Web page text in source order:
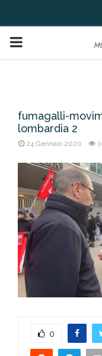
PRIMARY
fumagalli-
lombardia 2
24 Gennaio 2020 0
0